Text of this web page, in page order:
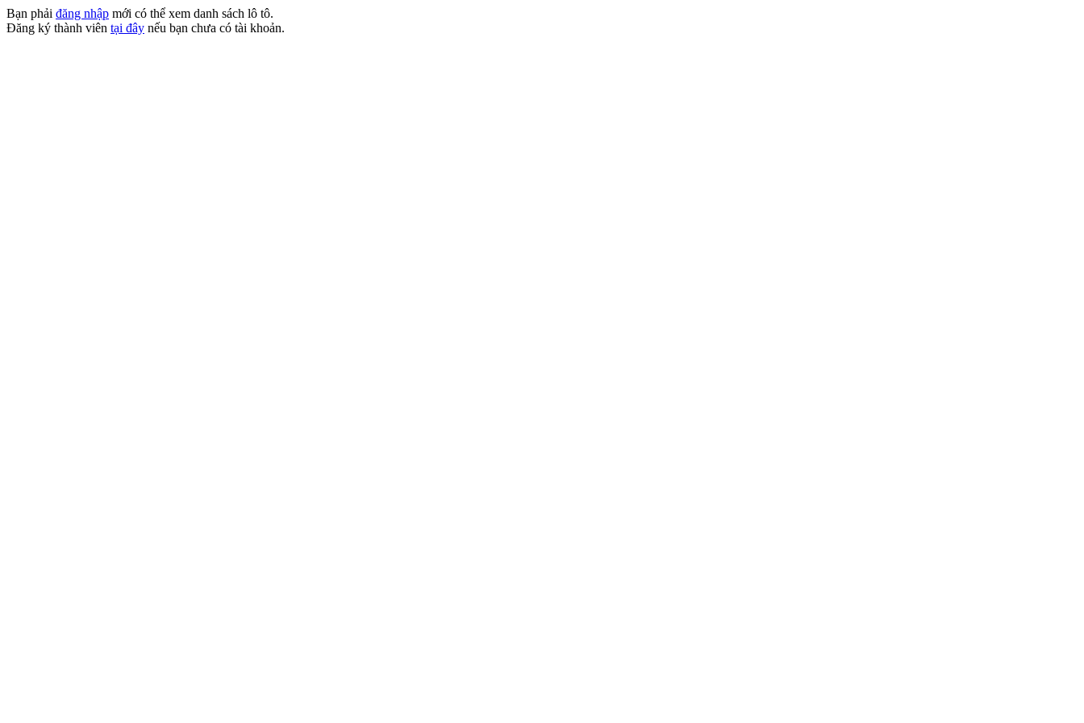
Bạn phải đăng nhập mới có thể xem danh sách lô tô.
Đăng ký thành viên tại đây nếu bạn chưa có tài khoản.